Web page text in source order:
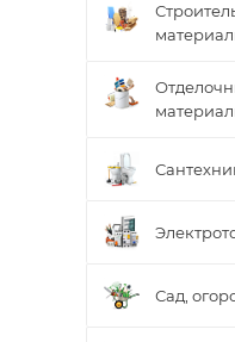
Сад,